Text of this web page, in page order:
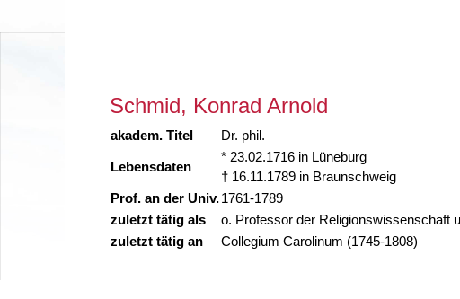
Schmid, Konrad Arnold
akadem. Titel Dr. phil.
Lebensdaten
* 23.02.1716 in Lüneburg
† 16.11.1789 in Braunschweig
Prof. an der Univ.1761-1789
zuletzt tätig als
o. Professor der Religionswissenschaft
zuletzt tätig an
Collegium Carolinum (1745-1808)